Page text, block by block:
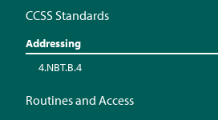
CCSS Standards
Addressing
4.NBT.B.4
Routines and Access